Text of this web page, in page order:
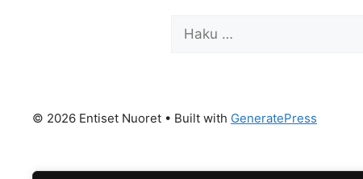
Haku:
© 2026 Entiset Nuoret • Built with GeneratePress